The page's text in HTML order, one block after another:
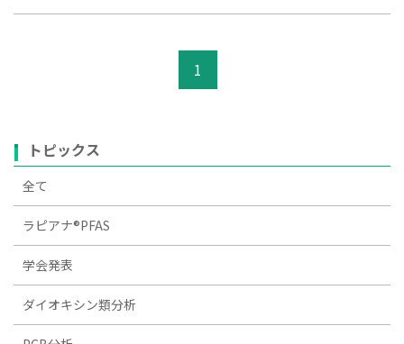
1
トピックス
全て
ラピアナ®PFAS
学会発表
ダイオキシン類分析